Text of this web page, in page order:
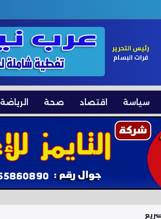
رئيس التحرير
فرات البسام
سياسة اقتصاد صحة الرياضة
في دارفور.. وحميدتي يعلن التعبئة القبلية